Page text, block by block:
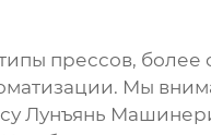
прессов,
Мы
Лунъянь